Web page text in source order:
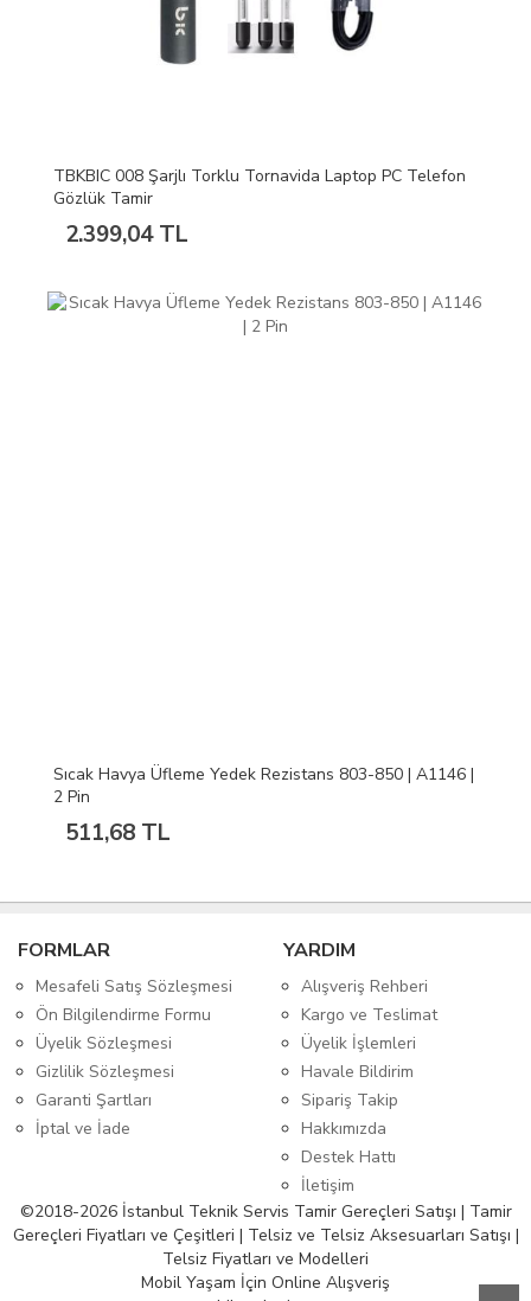
TBKBIC 008 Şarjlı Torklu Tornavida Laptop PC Telefon
Gözlük Tamir
2.399,04 TL
Sıcak Havya Üfleme Yedek Rezistans 803-850 | A1146 |
2 Pin
511,68 TL
FORMLAR
Mesafeli Satış Sözleşmesi
Ön Bilgilendirme Formu
Üyelik Sözleşmesi
Gizlilik Sözleşmesi
Garanti Şartları
İptal ve İade
YARDIM
Alışveriş Rehberi
Kargo ve Teslimat
Üyelik İşlemleri
Havale Bildirim
Sipariş Takip
Hakkımızda
Destek Hattı
İletişim
©2018-2026 İstanbul Teknik Servis Tamir Gereçleri Satışı | Tamir
Gereçleri Fiyatları ve Çeşitleri | Telsiz ve Telsiz Aksesuarları Satışı |
Telsiz Fiyatları ve Modelleri
Mobil Yaşam İçin Online Alışveriş